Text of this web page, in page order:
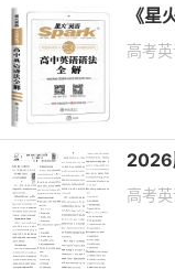
高考
2026
高考